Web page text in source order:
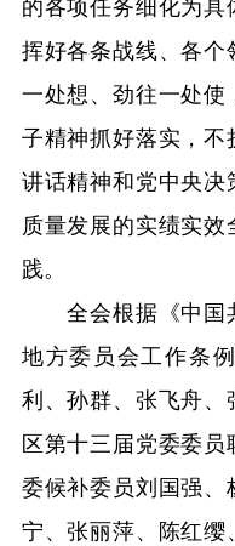
的各项任务细化为
挥好各条战线、各个
一处想、劲往一处使
子精神抓好落实，不
讲话精神和党中央决
质量发展的实绩实
践。
全会根据《中国
地方委员会工作条
利、孙群、张飞舟、
区第十三届党委委
委候补委员刘国强、
宁、张丽萍、陈红缨